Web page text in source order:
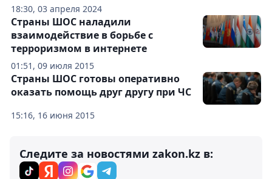
18:30, 03 апреля 2024
01:51, 09 июля 2015
Страны ШОС наладили
взаимодействие в борьбе с
терроризмом в интернете
15:16, 16 июня 2015
Страны ШОС готовы оперативно
оказать помощь друг другу при ЧС
Следите за новостями zakon.kz в: